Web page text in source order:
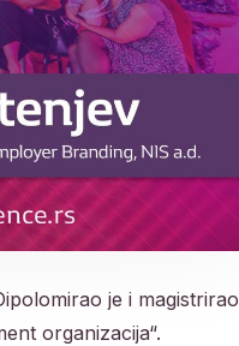
je i magistrirao
organizacija“.